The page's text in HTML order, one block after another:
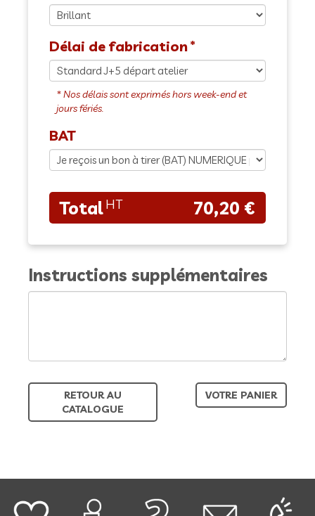
Délai de fabrication
BAT
70,20 €
Instructions supplémentaires
RETOUR AU
CATALOGUE
VOTRE PANIER